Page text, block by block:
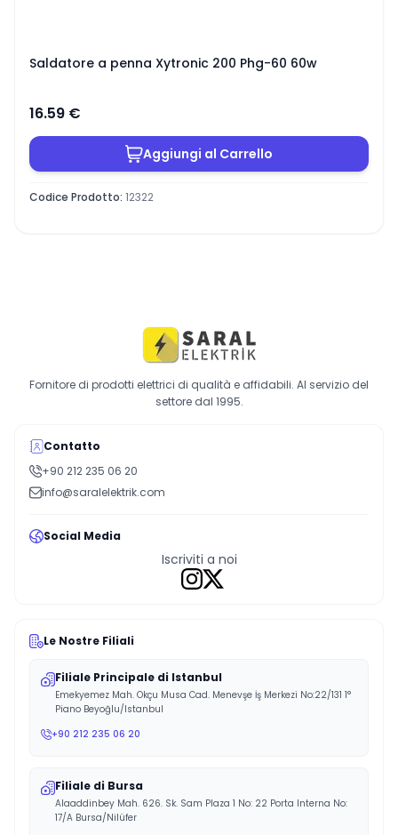
Saldatore a penna Xytronic 200 Phg-60 60w
16.59 €
Aggiungi al Carrello
Codice Prodotto: 12322
Fornitore di prodotti elettrici di qualità e affidabili. Al servizio del
settore dal 1995.
Contatto
+90 212 235 06 20
info@saralelektrik.com
Social Media
Iscriviti a noi
Le Nostre Filiali
Filiale Principale di Istanbul
Emekyemez Mah. Okçu Musa Cad. Menevşe İş Merkezi No:22/131 1°
Piano Beyoğlu/Istanbul
+90 212 235 06 20
Filiale di Bursa
Alaaddinbey Mah. 626. Sk. Sam Plaza 1 No: 22 Porta Interna No:
17/A Bursa/Nilüfer